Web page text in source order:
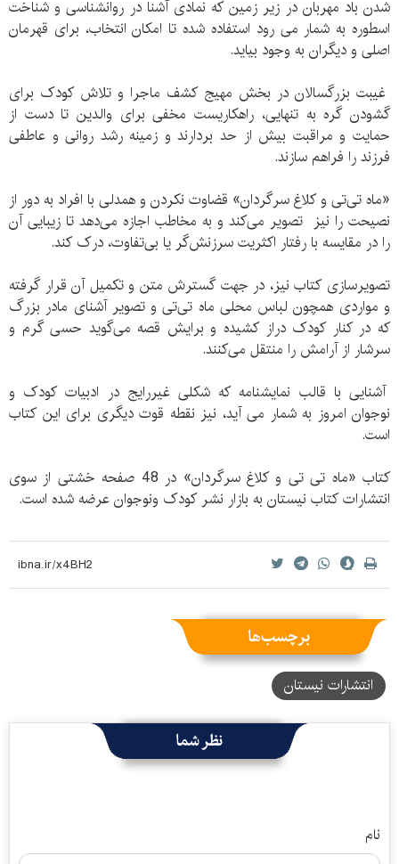
شدن باد مهربان در زیر زمین که نمادی آشنا در روانشناسی و شناخت
اسطوره به شمار می رود استفاده شده تا امکان انتخاب، برای قهرمان
اصلی و دیگران به وجود بیاید.
غیبت بزرگسالان در بخش مهیج کشف ماجرا و تلاش کودک برای
گشودن گره به تنهایی، راهکاریست مخفی برای والدین تا دست از
حمایت و مراقبت بیش از حد بردارند و زمینه رشد روانی و عاطفی
فرزند را فراهم سازند.
«ماه تی‌تی و کلاغ سرگردان» قضاوت نکردن و همدلی با افراد به دور از
نصیحت را نیز تصویر می‌کند و به مخاطب اجازه می‌دهد تا زیبایی آن
را در مقایسه با رفتار اکثریت سرزنش‌گر یا بی‌تفاوت، درک کند.
تصویرسازی کتاب نیز، در جهت گسترش متن و تکمیل آن قرار گرفته
و مواردی همچون لباس محلی ماه تی‌تی و تصویر آشنای مادر بزرگ
که در کنار کودک دراز کشیده و برایش قصه می‌گوید حسی گرم و
سرشار از آرامش را منتقل می‌کنند.
آشنایی با قالب نمایشنامه که شکلی غیررایج در ادبیات کودک و
نوجوان امروز به شمار می آید، نیز نقطه قوت دیگری برای این کتاب
است.
کتاب «ماه تی تی و کلاغ سرگردان» در 48 صفحه خشتی از سوی
انتشارات کتاب نیستان به بازار نشر کودک ونوجوان عرضه شده است.
برچسب‌ها
انتشارات نیستان
نظر شما
نام